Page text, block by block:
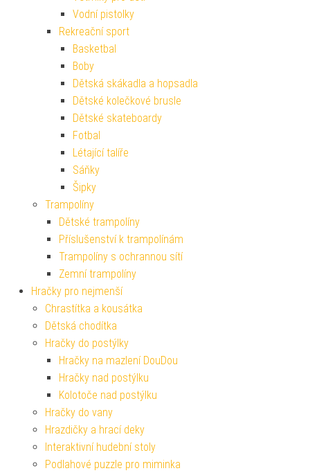
Vodní pistolky
Rekreační sport
Basketbal
Boby
Dětská skákadla a hopsadla
Dětské kolečkové brusle
Dětské skateboardy
Fotbal
Létající talíře
Sáňky
Šipky
Trampolíny
Dětské trampolíny
Příslušenství k trampolínám
Trampolíny s ochrannou sítí
Zemní trampolíny
Hračky pro nejmenší
Chrastítka a kousátka
Dětská chodítka
Hračky do postýlky
Hračky na mazlení DouDou
Hračky nad postýlku
Kolotoče nad postýlku
Hračky do vany
Hrazdičky a hrací deky
Interaktivní hudební stoly
Podlahové puzzle pro miminka